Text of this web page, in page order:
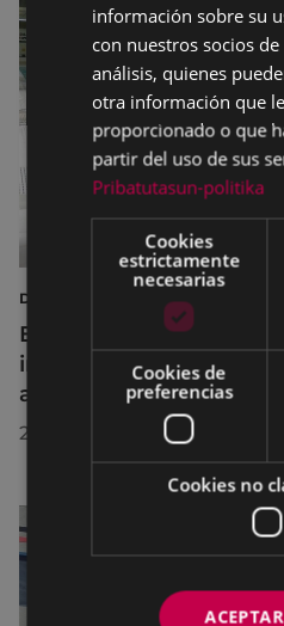
DEPORTES
Eibar adapta los
instalaciones
agosto para realizar
29/07/2026
información sobre su
con nuestros socios
análisis, quienes
otra información que
proporcionado o que
partir del uso de sus
Pribatutasun-politika
Cookies
estrictamente
necesarias
Cookies de
preferencias
Cookies no